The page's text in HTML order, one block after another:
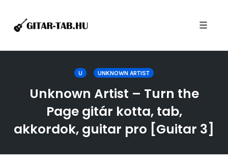
U UNKNOWN ARTIST
Unknown Artist – Turn the
Page gitár kotta, tab,
akkordok, guitar pro [Guitar 3]